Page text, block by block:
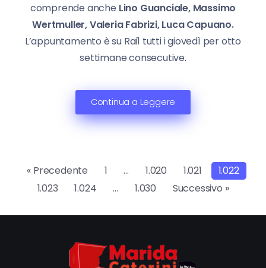
comprende anche Lino Guanciale, Massimo
Wertmuller, Valeria Fabrizi, Luca Capuano.
L’appuntamento è su Rai1 tutti i giovedì per otto
settimane consecutive.
Continua a Leggere
« Precedente 1 … 1.020 1.021
1.022
1.023
1.024 … 1.030 Successivo »